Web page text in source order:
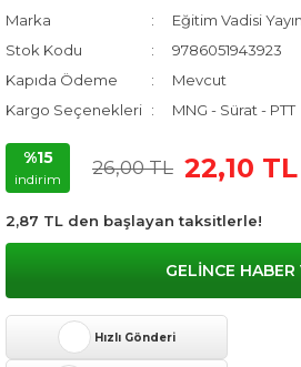
Marka
Eğitim Vadisi
Stok Kodu
9786051943923
Kapıda Ödeme
Mevcut
Kargo Seçenekleri
MNG - Sürat - PTT
%15
indirim
26,00 TL 22,10 TL
2,87 TL den başlayan taksitlerle!
GELİNCE HABER
Hızlı Gönderi